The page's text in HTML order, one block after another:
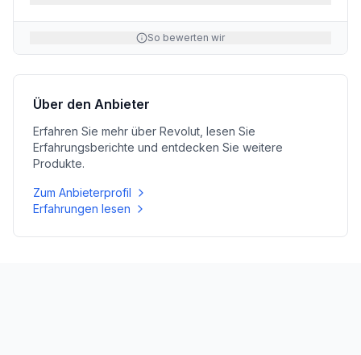
So bewerten wir
Über den Anbieter
Erfahren Sie mehr über Revolut , lesen Sie
Erfahrungsberichte und entdecken Sie weitere
Produkte.
Zum Anbieterprofil
Erfahrungen lesen